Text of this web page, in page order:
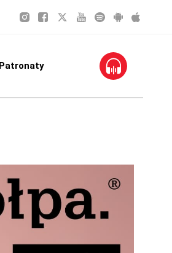
Patronaty